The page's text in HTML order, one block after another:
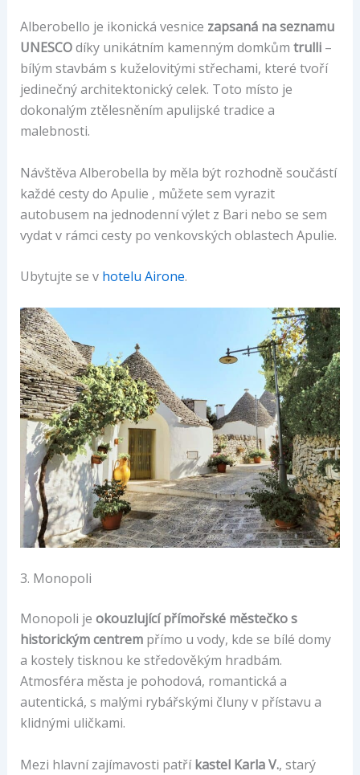
Alberobello je ikonická vesnice zapsaná na seznamu
UNESCOdíky unikátním kamenným domkům trulli–
bílým stavbám s kuželovitými střechami, které tvoří
jedinečný architektonický celek. Toto místo je
dokonalým ztělesněním apulijské tradice a
malebnosti.
Návštěva Alberobella by měla být rozhodně součástí
každé cesty do Apulie , můžete sem vyrazit
autobusem na jednodenní výlet z Bari nebo se sem
vydat v rámci cesty po venkovských oblastech Apulie.
Ubytujte se v hotelu Airone.
3. Monopoli
Monopoli je okouzlující přímořské městečko s
historickým centrempřímo u vody, kde se bílé domy
a kostely tisknou ke středověkým hradbám.
Atmosféra města je pohodová, romantická a
autentická, s malými rybářskými čluny v přístavu a
klidnými uličkami.
Mezi hlavní zajímavosti patříkastel Karla V., starý